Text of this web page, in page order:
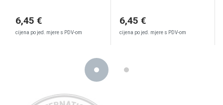
6,45 €
cijena po jed. mjere s PDV-om
6,45 €
cijena po jed. mjere s PDV-om